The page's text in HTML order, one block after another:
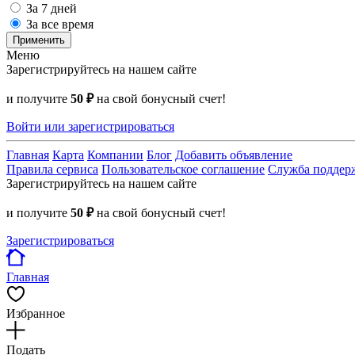
За 7 дней
За все время
Применить
Меню
Зарегистрируйтесь на нашем сайте
и получите 50 ₽на свой бонусный счет!
Войти или зарегистрироваться
Главная Карта Компании Блог Добавить объявление
Правила сервиса Пользовательское соглашение Служба
Зарегистрируйтесь на нашем сайте
и получите 50 ₽на свой бонусный счет!
Зарегистрироваться
Главная
Избранное
Подать